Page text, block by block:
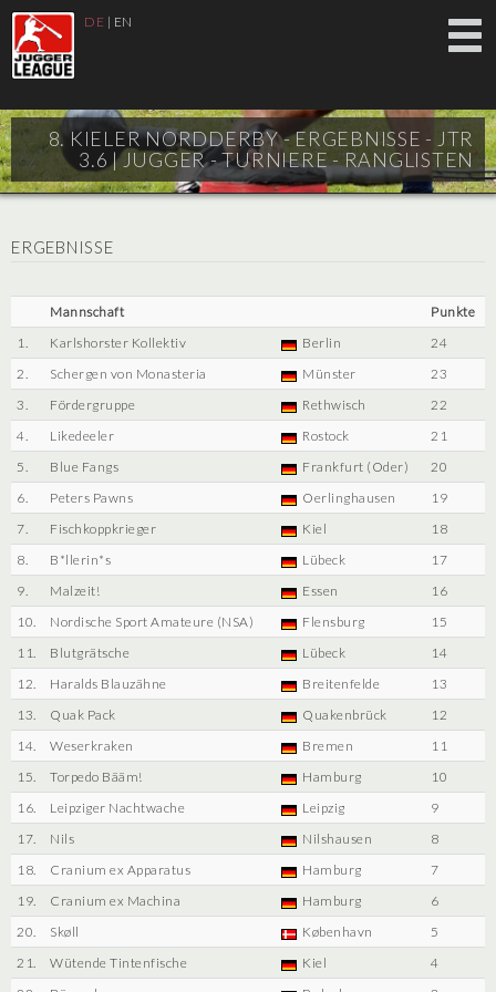
DE | EN
8. KIELER NORDDERBY - ERGEBNISSE - JTR
3.6 |JUGGER - TURNIERE - RANGLISTEN
ERGEBNISSE
Mannschaft
Punkte
1.
Karlshorster Kollektiv Berlin
24
2.
Schergen von Monasteria Münster
23
3.
Fördergruppe Rethwisch
22
4.
Likedeeler Rostock
21
5.
Blue Fangs Frankfurt (Oder)
20
6.
Peters Pawns Oerlinghausen
19
7.
Fischkoppkrieger Kiel
18
8.
B*llerin*s Lübeck
17
9.
Malzeit! Essen
16
10.
Nordische Sport Amateure (NSA) Flensburg
15
11.
Blutgrätsche Lübeck
14
12.
Haralds Blauzähne Breitenfelde
13
13.
Quak Pack Quakenbrück
12
14.
Weserkraken Bremen
11
15.
Torpedo Bääm! Hamburg
10
16.
Leipziger Nachtwache Leipzig
9
17.
Nils Nilshausen
8
18.
Cranium ex Apparatus Hamburg
7
19.
Cranium ex Machina Hamburg
6
20.
Skøll København
5
21.
Wütende Tintenfische Kiel
4